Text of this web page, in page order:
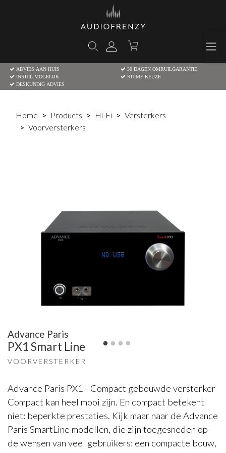
ADVIES AAN HUIS
30 DAGEN OMRUILGARANTIE
INRUIL MOGELIJK
RUIME KEUZE
DESKUNDIG ADVIES
Home Products Hi-Fi
Versterkers
Voorversterkers
Advance Paris
PX1 Smart Line
VOORVERSTERKER
Advance Paris PX1 - Compact gebouwde versterker
Compact kan heel mooi zijn. En compact betekent
niet: beperkte prestaties. Kijk maar naar de Advance
Paris SmartLine modellen, die zijn toegesneden op
de wensen van veel gebruikers: een compacte bouw,